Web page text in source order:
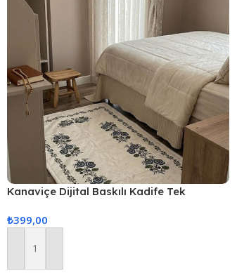
Kanaviçe Dijital Baskılı Kadife Tek
₺399,00
Sepete Ekle